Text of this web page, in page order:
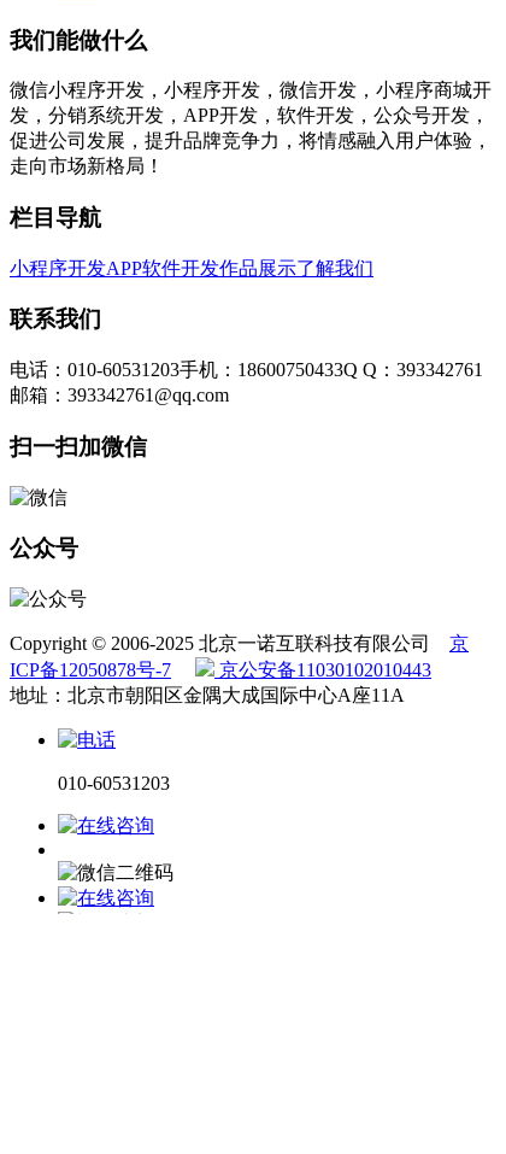
我们能做什么
微信小程序开发，小程序开发，微信开发，小程序商城开
发，分销系统开发，APP开发，软件开发，公众号开发，
促进公司发展，提升品牌竞争力，将情感融入用户体验，
走向市场新格局！
栏目导航
小程序开发APP软件开发作品展示了解我们
联系我们
电话：010-60531203手机：18600750433Q Q：393342761
邮箱：393342761@qq.com
扫一扫加微信
公众号
Copyright © 2006-2025 北京一诺互联科技有限公司 京
ICP备12050878号-7
京公安备11030102010443
地址：北京市朝阳区金隅大成国际中心A座11A
010-60531203